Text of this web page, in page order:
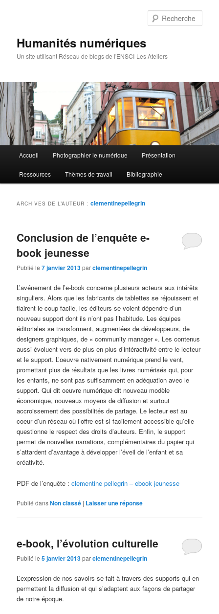
Humanités numériques
Un site utilisant Réseau de blogs de l'ENSCI-Les Ateliers
principal
Aller
au
Aller
au
Accueil Photographier le numérique Présentation
Ressources Thèmes de travail Bibliographie
ARCHIVES DE L’AUTEUR :clementinepellegrin
Conclusion de l’enquête e-
book jeunesse
Publié le7 janvier 2013parclementinepellegrin
L’avénement de l’e-book concerne plusieurs acteurs aux intérêts
singuliers. Alors que les fabricants de tablettes se réjouissent et
flairent le coup facile, les éditeurs se voient dépendre d’un
nouveau support dont ils n’ont pas l’habitude. Les équipes
éditoriales se transforment, augmentées de développeurs, de
designers graphiques, de « community manager ». Les contenus
aussi évoluent vers de plus en plus d’intéractivité entre le lecteur
et le support. L’oeuvre nativement numérique prend le vent,
promettant plus de résultats que les livres numérisés qui, pour
les enfants, ne sont pas suffisamment en adéquation avec le
support. Qui dit oeuvre numérique dit nouveau modèle
économique, nouveaux moyens de diffusion et surtout
accroissement des possibilités de partage. Le lecteur est au
coeur d’un réseau où l’offre est si facilement accessible qu’elle
questionne le respect des droits d’auteurs. Enfin, le support
permet de nouvelles narrations, complémentaires du papier qui
s’attardent d’avantage à développer l’éveil de l’enfant et sa
créativité.
PDF de l’enquête :clementine pellegrin – ebook jeunesse
Publié dansNon classé | Laisser une réponse
e-book, l’évolution culturelle
Publié le5 janvier 2013parclementinepellegrin
L’expression de nos savoirs se fait à travers des supports qui en
permettent la diffusion et qui s’adaptent aux façons de partager
de notre époque.